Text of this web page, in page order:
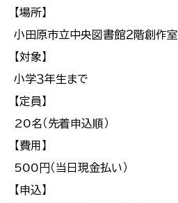
【場所】
小田原市立中央図書館２階創作室
【対象】
小学３年生まで
【定員】
20名（先着申込順）
【費用】
500円（当日現金払い）
【申込】